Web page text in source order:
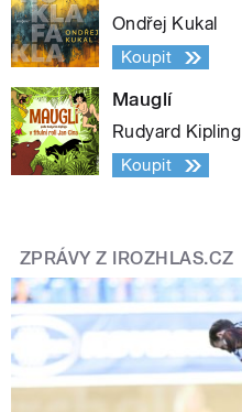
Ondřej Kukal
Koupit
Mauglí
Rudyard Kipling
Koupit
ZPRÁVY Z IROZHLAS.CZ